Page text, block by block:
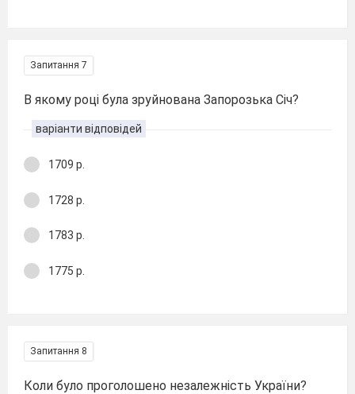
Запитання 7
В якому році була зруйнована Запорозька Січ?
варіанти відповідей
1709 р.
1728 р.
1783 р.
1775 р.
Запитання 8
Коли було проголошено незалежність України?